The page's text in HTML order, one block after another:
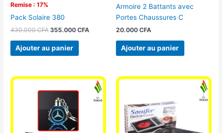
Remise : 17%
Pack Solaire 380
430.000CFA 355.000CFA
Ajouter au panier
Armoire 2 Battants avec
Portes Chaussures C
20.000 CFA
Ajouter au panier